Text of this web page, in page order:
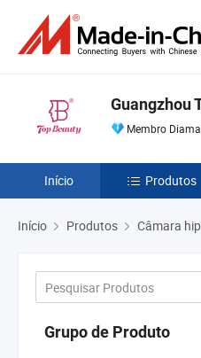
Guangzhou
Membro
Início Produtos
Início Produtos Câmara
Grupo de Produto